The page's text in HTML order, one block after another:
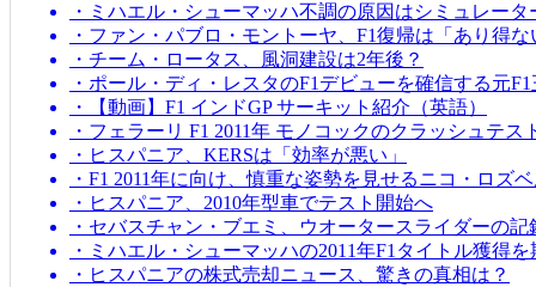
・ミハエル・シューマッハ不調の原因はシミュレータ
・ファン・パブロ・モントーヤ、F1復帰は「あり得な
・チーム・ロータス、風洞建設は2年後？
・ポール・ディ・レスタのF1デビューを確信する元F1
・【動画】F1 インドGP サーキット紹介（英語）
・フェラーリ F1 2011年 モノコックのクラッシュテス
・ヒスパニア、KERSは「効率が悪い」
・F1 2011年に向け、慎重な姿勢を見せるニコ・ロズ
・ヒスパニア、2010年型車でテスト開始へ
・セバスチャン・ブエミ、ウオータースライダーの記
・ミハエル・シューマッハの2011年F1タイトル獲得
・ヒスパニアの株式売却ニュース、驚きの真相は？